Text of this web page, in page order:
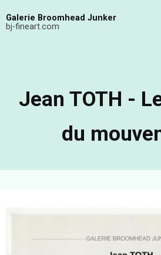
auGalerie Broomhead Junker
bj-fineart.com
Jean TOTH -
du